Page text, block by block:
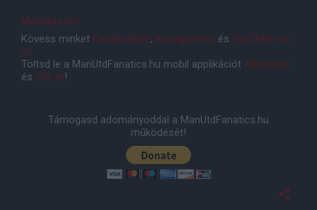
Manutd.com
Kövess minket Facebookon, Instagramon és YouTube-on
is!
Töltsd le a ManUtdFanatics.hu mobil applikációt Androidra
és iOS-re!
Támogasd adományoddal a ManUtdFanatics.hu
működését!